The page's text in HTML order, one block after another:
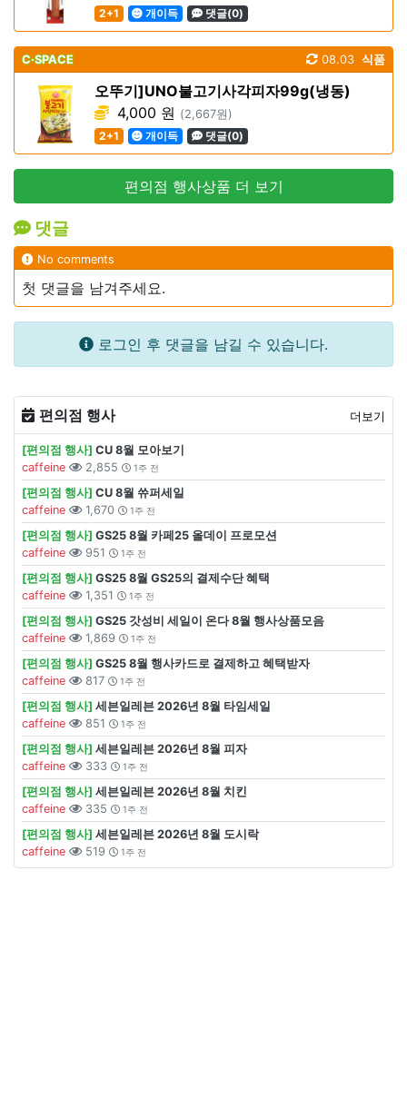
2+1 개이득 댓글(0)
C·SPACE 식품
08.03
오뚜기]UNO불고기사각피자99g(냉동)
4,000 원 (2,667원)
2+1
개이득 댓글(0)
편의점 행사상품 더 보기
댓글
No comments
첫 댓글을 남겨주세요.
로그인 후 댓글을 남길 수 있습니다.
편의점 행사 더보기
[편의점 행사] CU 8월 모아보기
caffeine
2,855 1주 전
[편의점 행사] CU 8월 쓔퍼세일
caffeine
1,670 1주 전
[편의점 행사] GS25 8월 카페25 올데이 프로모션
caffeine
951 1주 전
[편의점 행사] GS25 8월 GS25의 결제수단 혜택
caffeine
1,351 1주 전
[편의점 행사] GS25 갓성비 세일이 온다 8월 행사상품모음
caffeine
1,869 1주 전
[편의점 행사] GS25 8월 행사카드로 결제하고 혜택받자
caffeine
817 1주 전
[편의점 행사] 세븐일레븐 2026년 8월 타임세일
caffeine
851 1주 전
[편의점 행사] 세븐일레븐 2026년 8월 피자
caffeine
333 1주 전
[편의점 행사] 세븐일레븐 2026년 8월 치킨
caffeine
335 1주 전
[편의점 행사] 세븐일레븐 2026년 8월 도시락
caffeine
519 1주 전